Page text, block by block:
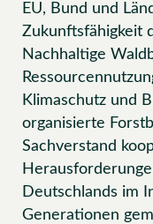
EU, Bund und
Zukunftsfähigkeit
Nachhaltige
Klimaschutz und
organisierte
Sachverstand
Deutschlands im
Generationen